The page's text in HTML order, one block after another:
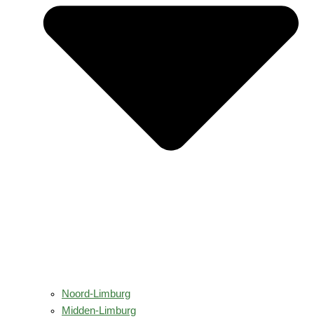
Noord-Limburg
Midden-Limburg